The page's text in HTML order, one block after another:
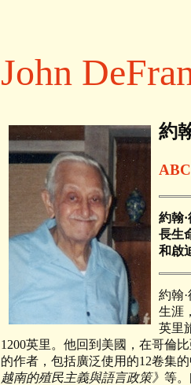
John
約
約翰
長生
和啟
約翰
生涯
英里
1200英里。他回到美國，在哥倫
的作者，包括廣泛使用的12卷集
越南的殖民主義與語言政策》 等。